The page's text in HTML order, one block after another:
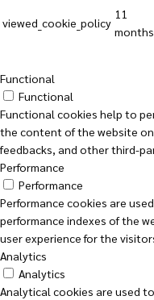
viewed_cookie_policy
11
months
Functional
Functional
Functional cookies help to
the content of the website
feedbacks, and other third-
Performance
Performance
Performance cookies are
performance indexes of the
user experience for the
Analytics
Analytics
Analytical cookies are used